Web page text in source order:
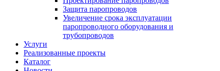
Защита паропроводов
Увеличение срока эксплуатации
паропроводного оборудования и
трубопроводов
Услуги
Реализованные проекты
Каталог